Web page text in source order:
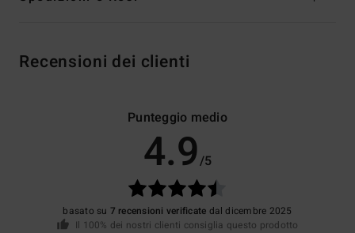
Recensioni dei clienti
Punteggio medio
4.9/5
basato su 7 recensioni verificate dal dicembre 2025
Il 100% dei nostri clienti consiglia questo prodotto